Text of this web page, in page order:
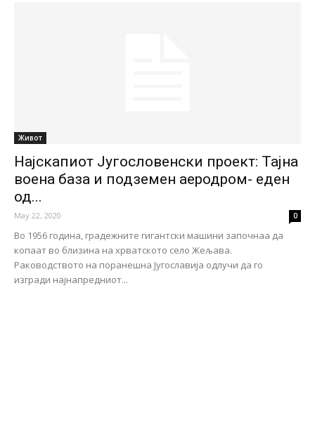
Живот
Најскапиот Југословенски проект: Тајна
воена база и подземен аеродром- еден
од...
May 22, 2020 0
Во 1956 година, градежните гигантски машини започнаа да
копаат во близина на хрватското село Жељава.
Раководството на поранешна Југославија одлучи да го
изгради најнапредниот...